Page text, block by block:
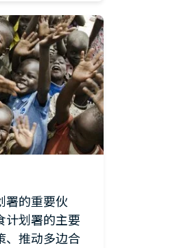
署的重要伙
计划署的主要
、推动多边合